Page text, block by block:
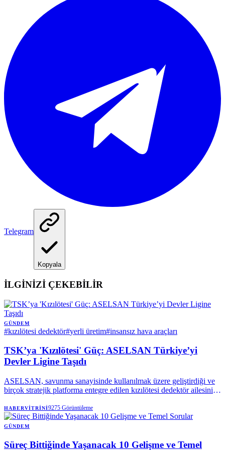
Telegram
Kopyala
İLGİNİZİ ÇEKEBİLİR
GÜNDEM
#kızılötesi dedektör#yerli üretim#insansız hava araçları
TSK’ya 'Kızılötesi' Güç: ASELSAN Türkiye’yi
Devler Ligine Taşıdı
ASELSAN, savunma sanayisinde kullanılmak üzere geliştirdiği ve
birçok stratejik platforma entegre edilen kızılötesi dedektör ailesini
HABERVITRINI9275 Görüntüleme
GÜNDEM
Süreç Bittiğinde Yaşanacak 10 Gelişme ve Temel